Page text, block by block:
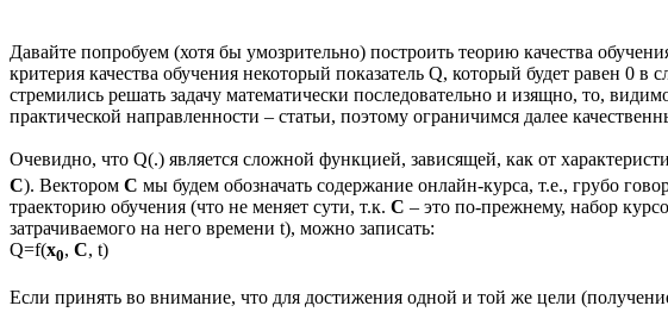
Давайте попробуем (хотя бы умозрительно) построить теорию качества
критерия качества обучения некоторый показатель Q, который будет равен 0
стремились решать задачу математически последовательно и изящно, то,
практической направленности – статьи, поэтому ограничимся далее
Очевидно, что Q(.) является сложной функцией, зависящей, как от
С). Вектором С мы будем обозначать содержание онлайн-курса, т.е., грубо
траекторию обучения (что не меняет сути, т.к. С – это по-прежнему, набор
затрачиваемого на него времени t), можно записать:
Q=f(x0, C, t)
Если принять во внимание, что для достижения одной и той же цели